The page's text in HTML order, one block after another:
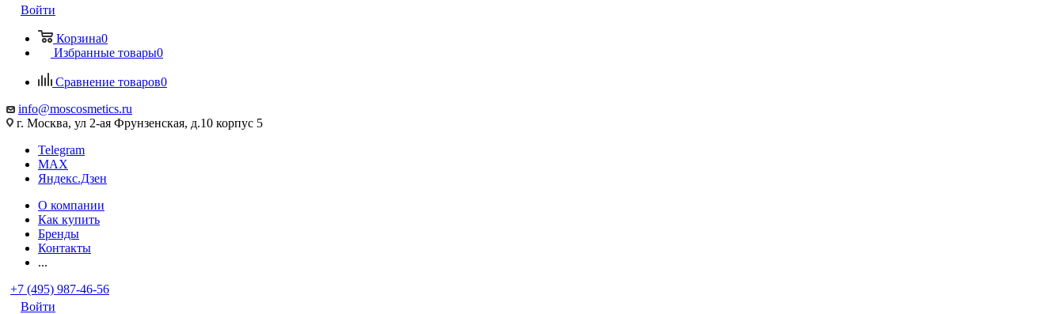
Войти
Корзина0
Избранные товары0
Сравнение товаров0
info@moscosmetics.ru
г. Москва, ул 2-ая Фрунзенская, д.10 корпус 5
Telegram
MAX
Яндекс.Дзен
О компании
Как купить
Бренды
Контакты
...
+7 (495) 987-46-56
Войти